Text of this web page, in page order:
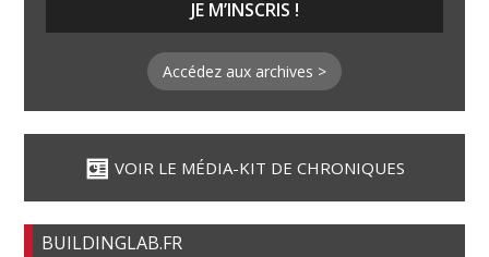
Accédez aux archives >
VOIR LE MÉDIA-KIT DE CHRONIQUES
BUILDINGLAB.FR